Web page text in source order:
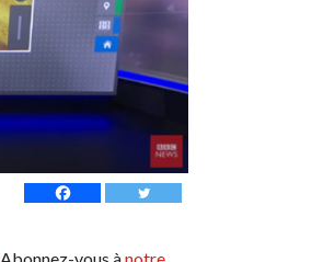
Abonnez-vous ànotre